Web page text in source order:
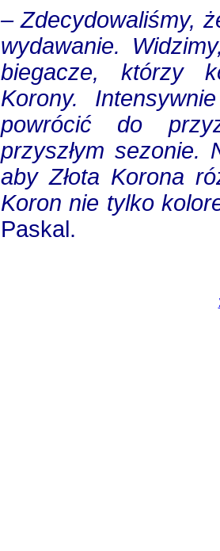
– Zdecydowaliśmy,
wydawanie.
biegacze, którzy
Korony.
powrócić do
przyszłym sezonie.
aby Złota Korona
Koron nie tylko
Paskal.